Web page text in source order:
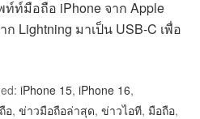
ท์ท์มือถือ iPhone จาก Apple
Lightning มาเป็น USB-C เพื่อ
iPhone 15,iPhone 16,
อ,ข่าวมือถือล่าสุด,ข่าวไอที, มือถือ,